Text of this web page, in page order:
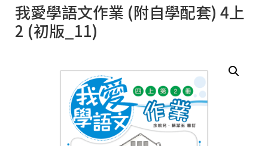
我愛學語文作業 (附自學配套) 4上
2 (初版_11)